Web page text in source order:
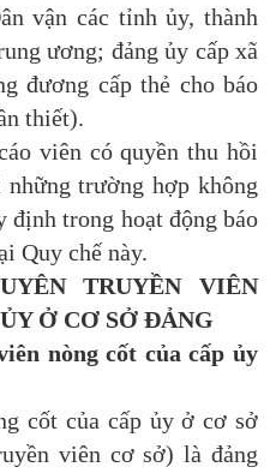
vận các tỉnh ủy, thành
ương; đảng ủy cấp xã
đương cấp thẻ cho báo
thiết).
viên có quyền thu hồi
trường hợp không
định trong hoạt động báo
Quy chế này.
TRUYỀN VIÊN
Ở CƠ SỞ ĐẢNG
nòng cốt của cấp ủy
cốt của cấp ủy ở cơ sở
viên cơ sở) là đảng